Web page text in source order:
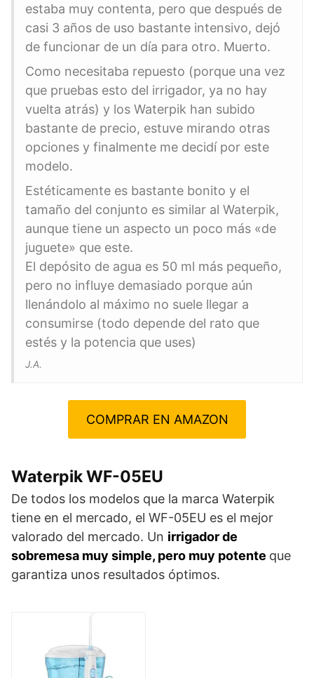
estaba muy contenta, pero que después de
casi 3 años de uso bastante intensivo, dejó
de funcionar de un día para otro. Muerto.
Como necesitaba repuesto (porque una vez
que pruebas esto del irrigador, ya no hay
vuelta atrás) y los Waterpik han subido
bastante de precio, estuve mirando otras
opciones y finalmente me decidí por este
modelo.
Estéticamente es bastante bonito y el
tamaño del conjunto es similar al Waterpik,
aunque tiene un aspecto un poco más «de
juguete» que este.
El depósito de agua es 50 ml más pequeño,
pero no influye demasiado porque aún
llenándolo al máximo no suele llegar a
consumirse (todo depende del rato que
estés y la potencia que uses)
J.A.
COMPRAR EN AMAZON
Waterpik WF-05EU
De todos los modelos que la marca Waterpik
tiene en el mercado, el WF-05EU es el mejor
valorado del mercado. Un irrigador de
sobremesa muy simple, pero muy potente que
garantiza unos resultados óptimos.